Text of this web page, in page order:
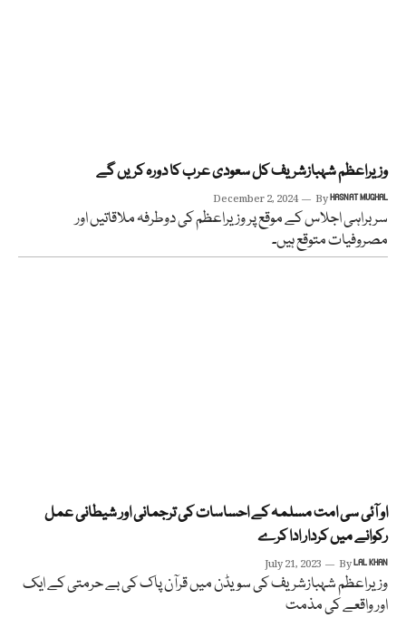
وزیراعظم شہبازشریف کل سعودی عرب کا دورہ کریں گے
December 2, 2024 ByHASNAT MUGHAL
سربراہی اجلاس کے موقع پر وزیراعظم کی دوطرفہ ملاقاتیں اور
مصروفیات متوقع ہیں۔
او آئی سی امت مسلمہ کے احساسات کی ترجمانی اور شیطانی عمل
رکوانے میں کردار ادا کرے
July 21, 2023 ByLAL KHAN
وزیراعظم شہبازشریف کی سویڈن میں قرآن پاک کی بے حرمتی کے ایک
اور واقعے کی مذمت